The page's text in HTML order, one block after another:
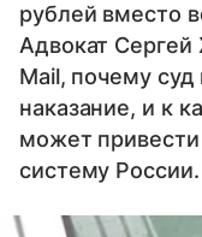
рублей вместо
Адвокат
Mail, почему
наказание, и к
может
систему России.